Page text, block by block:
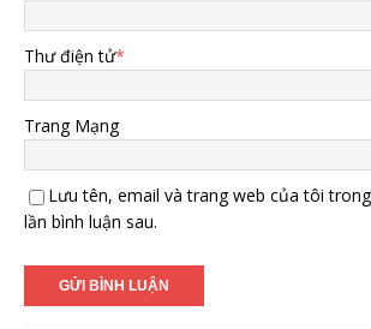
Thư điện tử*
Trang Mạng
Lưu tên, email và trang web của tôi
lần bình luận sau.